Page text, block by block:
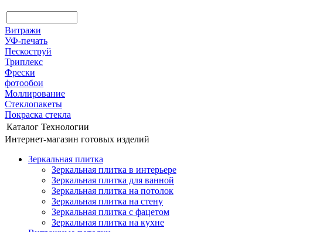
Витражи
УФ-печать
Пескоструй
Триплекс
Фрески
фотообои
Моллирование
Стеклопакеты
Покраска стекла
Каталог Технологии
Интернет-магазин готовых изделий
Зеркальная плитка
Зеркальная плитка в интерьере
Зеркальная плитка для ванной
Зеркальная плитка на потолок
Зеркальная плитка на стену
Зеркальная плитка с фацетом
Зеркальная плитка на кухне